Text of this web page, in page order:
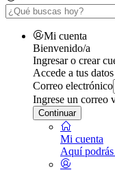
Mi cuenta
Bienvenido/a
Ingresar o crear
Accede a tus
Correo electrónico
Ingrese un correo
Continuar
Mi cuenta
Aquí